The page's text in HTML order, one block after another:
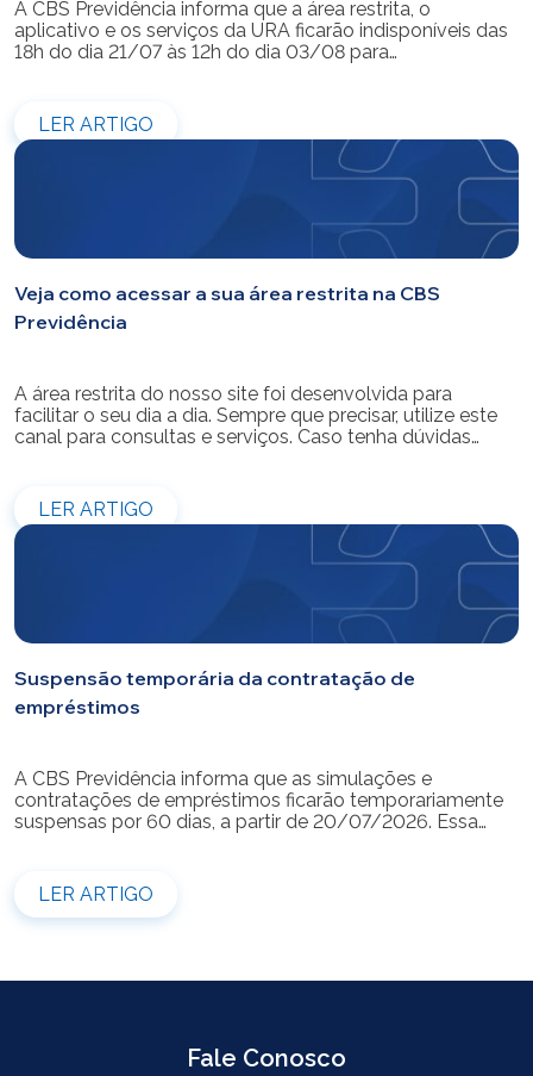
A CBS Previdência informa que a área restrita, o
aplicativo e os serviços da URA ficarão indisponíveis das
18h do dia 21/07 às 12h do dia 03/08 para
entre os dias 22/07 e 31/07. Reforçamos que as
simulações e contratações de empréstimos […]
LER ARTIGO
Veja como acessar a sua área restrita na CBS
Previdência
A área restrita do nosso site foi desenvolvida para
facilitar o seu dia a dia. Sempre que precisar, utilize este
canal para consultas e serviços. Caso tenha dúvidas
LER ARTIGO
Suspensão temporária da contratação de
empréstimos
A CBS Previdência informa que as simulações e
contratações de empréstimos ficarão temporariamente
suspensas por 60 dias, a partir de 20/07/2026. Essa
realizar novas simulações ou contratar empréstimos
pelos canais disponibilizados pela CBS Previdência.
Recomendamos que os participantes que […]
LER ARTIGO
Fale Conosco